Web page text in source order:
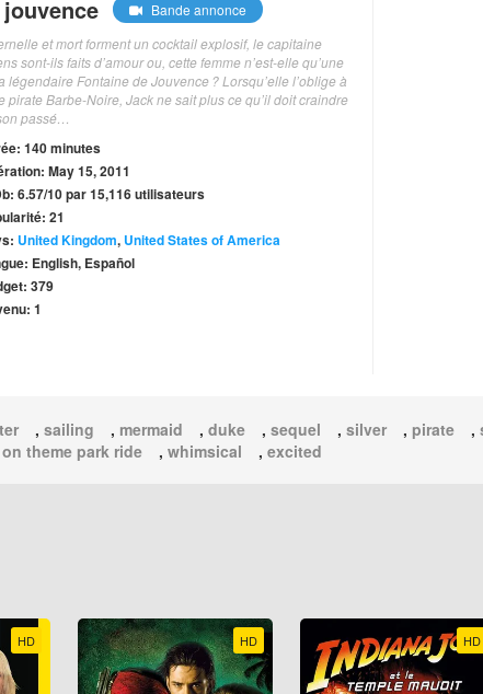
Bande annonce
et mort forment un cocktail explosif, le capitaine
sont‐ils faits d’amour ou, cette femme n’est‐elle qu’une
Fontaine de Jouvence ? Lorsqu’elle l’oblige à
Barbe‐Noire, Jack ne sait plus ce qu’il doit craindre
passé…
140 minutes
May 15, 2011
6.57/10 par 15,116 utilisateurs
21
United Kingdom, United States of America
English, Español
379
1
, sailing , mermaid , duke , sequel , silver , pirate ,
theme park ride , whimsical , excited
HD HD HD